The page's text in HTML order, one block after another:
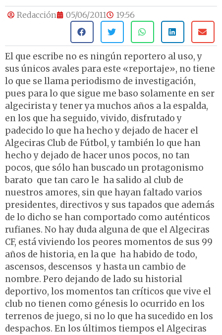
Redacción 05/06/2011 19:56
El que escribe no es ningún reportero al uso, y
sus únicos avales para este «reportaje», no tiene
lo que se llama periodismo de investigación,
pues para lo que sigue me baso solamente en ser
algecirista y tener ya muchos años a la espalda,
en los que ha seguido, vivido, disfrutado y
padecido lo que ha hecho y dejado de hacer el
Algeciras Club de Fútbol, y también lo que han
hecho y dejado de hacer unos pocos, no tan
pocos, que sólo han buscado un protagonismo
barato que tan caro le ha salido al club de
nuestros amores, sin que hayan faltado varios
presidentes, directivos y sus tapados que además
de lo dicho se han comportado como auténticos
rufianes. No hay duda alguna de que el Algeciras
CF, está viviendo los peores momentos de sus 99
años de historia, en la que ha habido de todo,
ascensos, descensos y hasta un cambio de
nombre. Pero dejando de lado su historial
deportivo, los momentos tan críticos que vive el
club no tienen como génesis lo ocurrido en los
terrenos de juego, si no lo que ha sucedido en los
despachos. En los últimos tiempos el Algeciras